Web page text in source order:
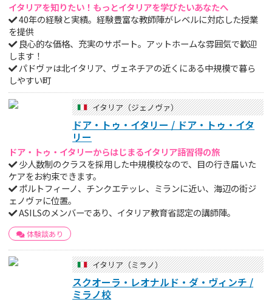
イタリアを知りたい！もっとイタリアを学びたいあなたへ
40年の経験と実績。経験豊富な教師陣がレベルに対応した授業
を提供
良心的な価格、充実のサポート。アットホームな雰囲気で歓迎
します！
パドヴァは北イタリア、ヴェネチアの近くにある中規模で暮ら
しやすい町
イタリア（ジェノヴァ）
ドア・トゥ・イタリー / ドア・トゥ・イタ
リー
ドア・トゥ・イタリーからはじまるイタリア語習得の旅
少人数制のクラスを採用した中規模校なので、目の行き届いた
ケアをお約束できます。
ポルトフィーノ、チンクエテッレ、ミランに近い、海辺の街ジ
ェノヴァに位置。
ASILSのメンバーであり、イタリア教育省認定の講師陣。
体験談あり
イタリア（ミラノ）
スクオーラ・レオナルド・ダ・ヴィンチ /
ミラノ校